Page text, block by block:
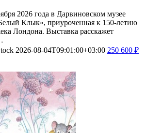
2026 года в Дарвиновском музее
Клык», приуроченная к 150-летию
Лондона. Выставка расскажет
2026-08-04T09:01:00+03:00 250 600 ₽